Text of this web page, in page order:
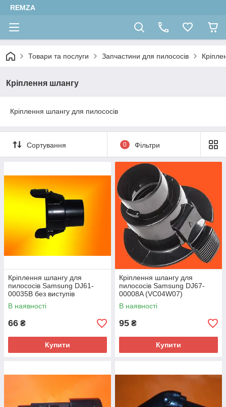
REMZA
Товари та послуги Запчастини для пилососів
Кріплення шлангу
Кріплення шлангу для пилососів
Сортування 0 Фільтри
Кріплення шлангу для
пилососів Samsung DJ61-
00035B без виступів
В наявності
66 ₴
Купити
Кріплення шлангу для
пилососів Samsung DJ67-
00008A (VC04W07)
В наявності
95 ₴
Купити